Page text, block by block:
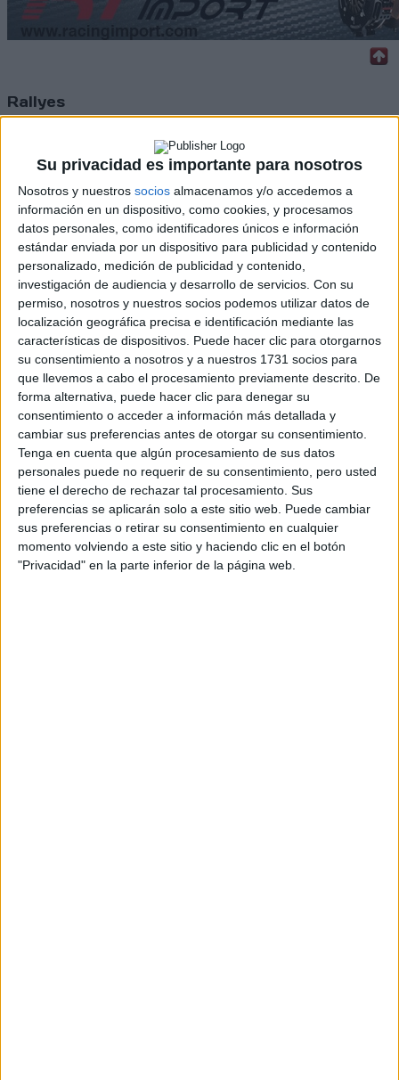
Su privacidad es importante para nosotros
Nosotros y nuestros socios almacenamos y/o accedemos a
información en un dispositivo, como cookies, y procesamos
datos personales, como identificadores únicos e información
estándar enviada por un dispositivo para publicidad y contenido
personalizado, medición de publicidad y contenido,
investigación de audiencia y desarrollo de servicios. Con su
permiso, nosotros y nuestros socios podemos utilizar datos de
localización geográfica precisa e identificación mediante las
características de dispositivos. Puede hacer clic para otorgarnos
su consentimiento a nosotros y a nuestros 1731 socios para
que llevemos a cabo el procesamiento previamente descrito. De
forma alternativa, puede hacer clic para denegar su
consentimiento o acceder a información más detallada y
cambiar sus preferencias antes de otorgar su consentimiento.
Tenga en cuenta que algún procesamiento de sus datos
personales puede no requerir de su consentimiento, pero usted
tiene el derecho de rechazar tal procesamiento. Sus
preferencias se aplicarán solo a este sitio web. Puede cambiar
sus preferencias o retirar su consentimiento en cualquier
momento volviendo a este sitio y haciendo clic en el botón
"Privacidad" en la parte inferior de la página web.
Rallyes
ERC
CERA
CERT
Internacionales
Campeonatos Autonómicos
Históricos
Dakar
RallyCross
Circuitos
F1
Fórmula E
F2 / F3 / F4
Resistencia
Indycar
Otros
Producto
Producto
Web pensada para poder ofrecer diferentes
productos propios y ajenos para que los